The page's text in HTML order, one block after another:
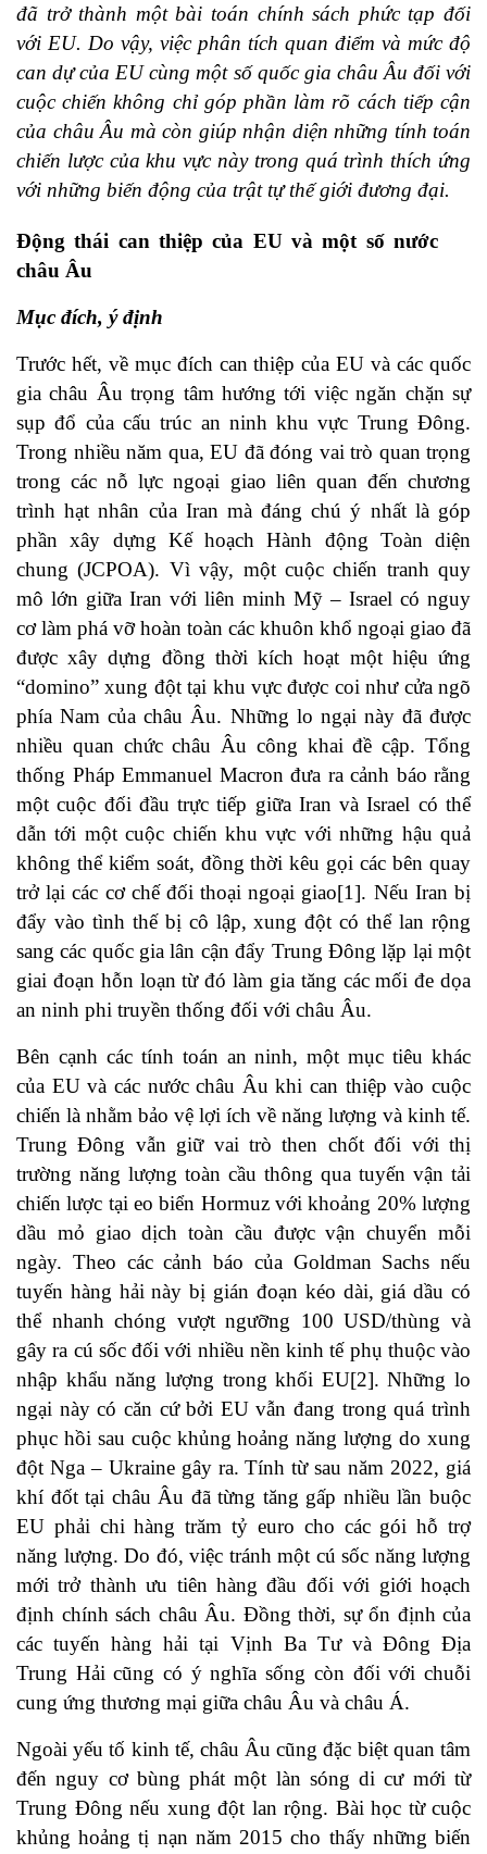
đã trở thành một bài toán chính sách phức tạp đối
với EU. Do vậy, việc phân tích quan điểm và mức độ
can dự của EU cùng một số quốc gia châu Âu đối với
cuộc chiến không chỉ góp phần làm rõ cách tiếp cận
của châu Âu mà còn giúp nhận diện những tính toán
chiến lược của khu vực này trong quá trình thích ứng
với những biến động của trật tự thế giới đương đại.
Động thái can thiệp của EU và một số nước
châu Âu
Mục đích, ý định
Trước hết, về mục đích can thiệp của EU và các quốc
gia châu Âu trọng tâm hướng tới việc ngăn chặn sự
sụp đổ của cấu trúc an ninh khu vực Trung Đông.
Trong nhiều năm qua, EU đã đóng vai trò quan trọng
trong các nỗ lực ngoại giao liên quan đến chương
trình hạt nhân của Iran mà đáng chú ý nhất là góp
phần xây dựng Kế hoạch Hành động Toàn diện
chung (JCPOA). Vì vậy, một cuộc chiến tranh quy
mô lớn giữa Iran với liên minh Mỹ – Israel có nguy
cơ làm phá vỡ hoàn toàn các khuôn khổ ngoại giao đã
được xây dựng đồng thời kích hoạt một hiệu ứng
“domino” xung đột tại khu vực được coi như cửa ngõ
phía Nam của châu Âu. Những lo ngại này đã được
nhiều quan chức châu Âu công khai đề cập. Tổng
thống Pháp Emmanuel Macron đưa ra cảnh báo rằng
một cuộc đối đầu trực tiếp giữa Iran và Israel có thể
dẫn tới một cuộc chiến khu vực với những hậu quả
không thể kiểm soát, đồng thời kêu gọi các bên quay
trở lại các cơ chế đối thoại ngoại giao[1]. Nếu Iran bị
đẩy vào tình thế bị cô lập, xung đột có thể lan rộng
sang các quốc gia lân cận đẩy Trung Đông lặp lại một
giai đoạn hỗn loạn từ đó làm gia tăng các mối đe dọa
an ninh phi truyền thống đối với châu Âu.
Bên cạnh các tính toán an ninh, một mục tiêu khác
của EU và các nước châu Âu khi can thiệp vào cuộc
chiến là nhằm bảo vệ lợi ích về năng lượng và kinh tế.
Trung Đông vẫn giữ vai trò then chốt đối với thị
trường năng lượng toàn cầu thông qua tuyến vận tải
chiến lược tại eo biển Hormuz với khoảng 20% lượng
dầu mỏ giao dịch toàn cầu được vận chuyển mỗi
ngày. Theo các cảnh báo của Goldman Sachs nếu
tuyến hàng hải này bị gián đoạn kéo dài, giá dầu có
thể nhanh chóng vượt ngưỡng 100 USD/thùng và
gây ra cú sốc đối với nhiều nền kinh tế phụ thuộc vào
nhập khẩu năng lượng trong khối EU[2]. Những lo
ngại này có căn cứ bởi EU vẫn đang trong quá trình
phục hồi sau cuộc khủng hoảng năng lượng do xung
đột Nga – Ukraine gây ra. Tính từ sau năm 2022, giá
khí đốt tại châu Âu đã từng tăng gấp nhiều lần buộc
EU phải chi hàng trăm tỷ euro cho các gói hỗ trợ
năng lượng. Do đó, việc tránh một cú sốc năng lượng
mới trở thành ưu tiên hàng đầu đối với giới hoạch
định chính sách châu Âu. Đồng thời, sự ổn định của
các tuyến hàng hải tại Vịnh Ba Tư và Đông Địa
Trung Hải cũng có ý nghĩa sống còn đối với chuỗi
cung ứng thương mại giữa châu Âu và châu Á.
Ngoài yếu tố kinh tế, châu Âu cũng đặc biệt quan tâm
đến nguy cơ bùng phát một làn sóng di cư mới từ
Trung Đông nếu xung đột lan rộng. Bài học từ cuộc
khủng hoảng tị nạn năm 2015 cho thấy những biến